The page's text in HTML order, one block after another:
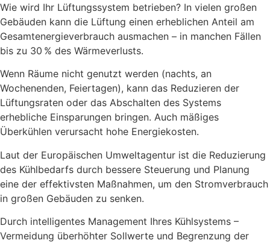
Wie wird Ihr Lüftungssystem betrieben? In vielen großen
Gebäuden kann die Lüftung einen erheblichen Anteil am
Gesamtenergieverbrauch ausmachen – in manchen Fällen
bis zu 30 % des Wärmeverlusts.
Wenn Räume nicht genutzt werden (nachts, an
Wochenenden, Feiertagen), kann das Reduzieren der
Lüftungsraten oder das Abschalten des Systems
erhebliche Einsparungen bringen. Auch mäßiges
Überkühlen verursacht hohe Energiekosten.
Laut der Europäischen Umweltagentur ist die Reduzierung
des Kühlbedarfs durch bessere Steuerung und Planung
eine der effektivsten Maßnahmen, um den Stromverbrauch
in großen Gebäuden zu senken.
Durch intelligentes Management Ihres Kühlsystems –
Vermeidung überhöhter Sollwerte und Begrenzung der